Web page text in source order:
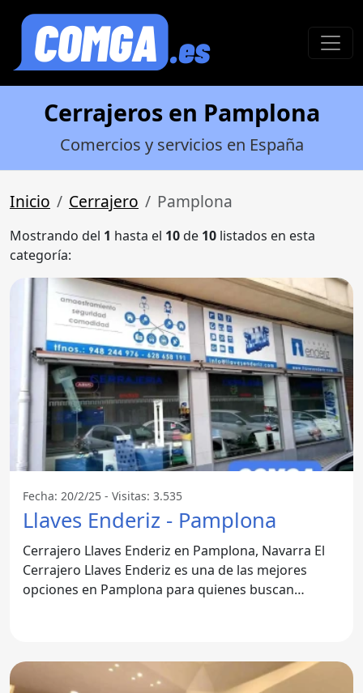
Cerrajeros en Pamplona
Comercios y servicios en España
Inicio Cerrajero Pamplona
Mostrando del 1 hasta el 10de 10 listados en esta
categoría:
Fecha: 20/2/25 - Visitas: 3.535
Llaves Enderiz - Pamplona
Cerrajero Llaves Enderiz en Pamplona, Navarra El
Cerrajero Llaves Enderiz es una de las mejores
opciones en Pamplona para quienes buscan